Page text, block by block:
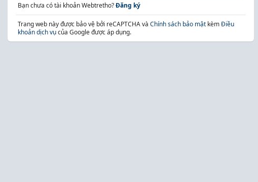
Bạn chưa có tài khoản Webtretho?Đăng ký
Trang web này được bảo vệ bởi reCAPTCHA và Chính sách bảo mật kèmĐiều
khoản dịch vụcủa Google được áp dụng.